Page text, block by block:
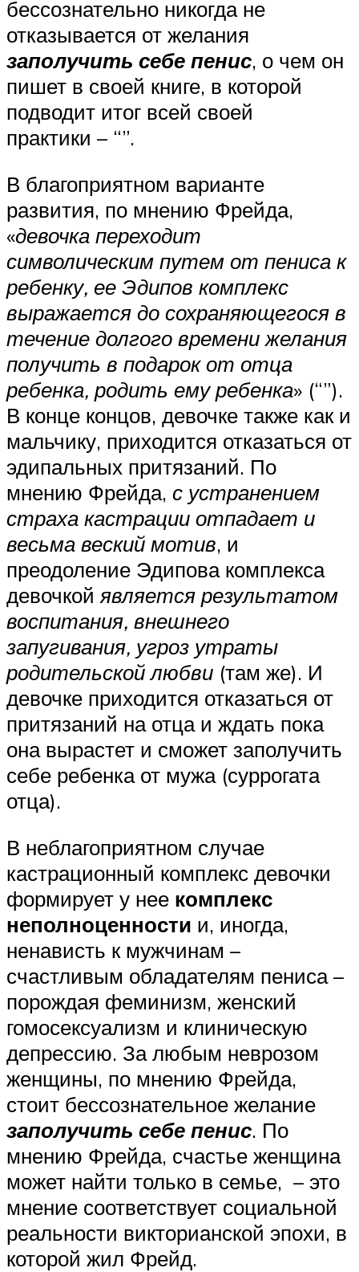
бессознательно никогда не
отказывается от желания
заполучить себе пенис, о чем он
пишет в своей книге, в которой
подводит итог всей своей
практики – “”.
В благоприятном варианте
развития, по мнению Фрейда,
«девочка переходит
символическим путем от пениса к
ребенку, ее Эдипов комплекс
выражается до сохраняющегося в
течение долгого времени желания
получить в подарок от отца
ребенка, родить ему ребенка» (“”).
В конце концов, девочке также как и
мальчику, приходится отказаться от
эдипальных притязаний. По
мнению Фрейда, с устранением
страха кастрации отпадает и
весьма веский мотив, и
преодоление Эдипова комплекса
девочкой является результатом
воспитания, внешнего
запугивания, угроз утраты
родительской любви (там же). И
девочке приходится отказаться от
притязаний на отца и ждать пока
она вырастет и сможет заполучить
себе ребенка от мужа (суррогата
отца).
В неблагоприятном случае
кастрационный комплекс девочки
формирует у нее комплекс
неполноценности и, иногда,
ненависть к мужчинам –
счастливым обладателям пениса –
порождая феминизм, женский
гомосексуализм и клиническую
депрессию. За любым неврозом
женщины, по мнению Фрейда,
стоит бессознательное желание
заполучить себе пенис. По
мнению Фрейда, счастье женщина
может найти только в семье, – это
мнение соответствует социальной
реальности викторианской эпохи, в
которой жил Фрейд.